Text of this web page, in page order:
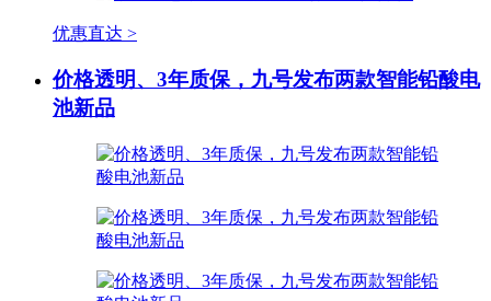
优惠直达 >
价格透明、3年质保，九号发布两款智能铅酸电
池新品